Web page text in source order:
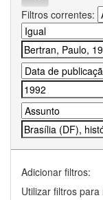
Filtros correntes:
Adicionar filtros:
Utilizar filtros